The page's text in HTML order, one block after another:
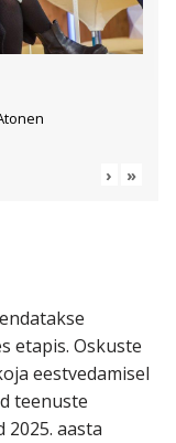
› »
etapis. Oskuste
eestvedamisel
teenuste
2025. aasta